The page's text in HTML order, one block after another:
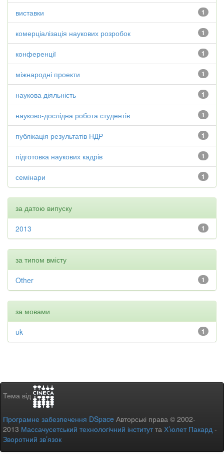
1
виставки
1
комерціалізація наукових розробок
1
конференції
1
міжнародні проекти
1
наукова діяльність
1
науково-дослідна робота студентів
1
публікація результатів НДР
1
підготовка наукових кадрів
1
семінари
за датою випуску
1
2013
за типом вмісту
1
Other
за мовами
1
uk
Тема від
Програмне забезпечення DSpace Авторські права © 2002-
2013 Массачусетський технологічний інститутта Х’юлет Пакард -
Зворотний зв’язок